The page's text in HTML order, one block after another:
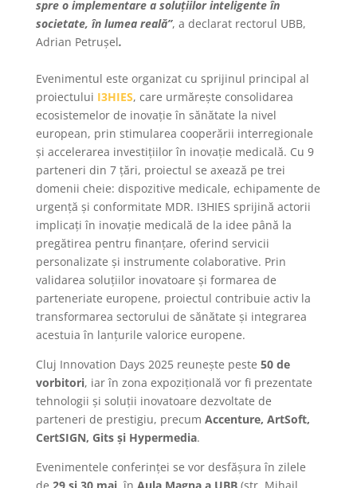
spre o implementare a soluțiilor inteligente în
societate, în lumea reală”, a declarat rectorul UBB,
Adrian Petrușel.
Evenimentul este organizat cu sprijinul principal al
proiectului I3HIES, care urmărește consolidarea
ecosistemelor de inovație în sănătate la nivel
european, prin stimularea cooperării interregionale
și accelerarea investițiilor în inovație medicală. Cu 9
parteneri din 7 țări, proiectul se axează pe trei
domenii cheie: dispozitive medicale, echipamente de
urgență și conformitate MDR. I3HIES sprijină actorii
implicați în inovație medicală de la idee până la
pregătirea pentru finanțare, oferind servicii
personalizate și instrumente colaborative. Prin
validarea soluțiilor inovatoare și formarea de
parteneriate europene, proiectul contribuie activ la
transformarea sectorului de sănătate și integrarea
acestuia în lanțurile valorice europene.
Cluj Innovation Days 2025 reunește peste 50 de
vorbitori, iar în zona expozițională vor fi prezentate
tehnologii și soluții inovatoare dezvoltate de
parteneri de prestigiu, precum Accenture, ArtSoft,
CertSIGN, Gits și Hypermedia.
Evenimentele conferinței se vor desfășura în zilele